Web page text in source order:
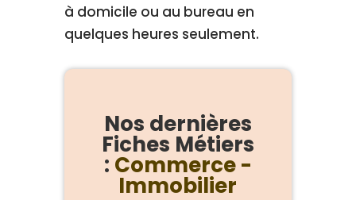
à domicile ou au bureau en
quelques heures seulement.
Nos dernières
Fiches Métiers
: Commerce -
Immobilier